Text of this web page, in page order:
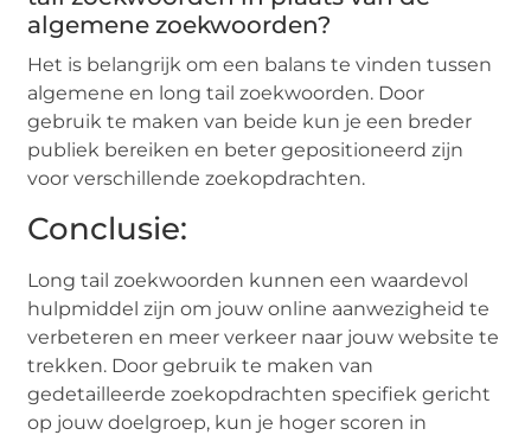
algemene zoekwoorden?
Het is belangrijk om een balans te vinden tussen
algemene en long tail zoekwoorden. Door
gebruik te maken van beide kun je een breder
publiek bereiken en beter gepositioneerd zijn
voor verschillende zoekopdrachten.
Conclusie:
Long tail zoekwoorden kunnen een waardevol
hulpmiddel zijn om jouw online aanwezigheid te
verbeteren en meer verkeer naar jouw website te
trekken. Door gebruik te maken van
gedetailleerde zoekopdrachten specifiek gericht
op jouw doelgroep, kun je hoger scoren in